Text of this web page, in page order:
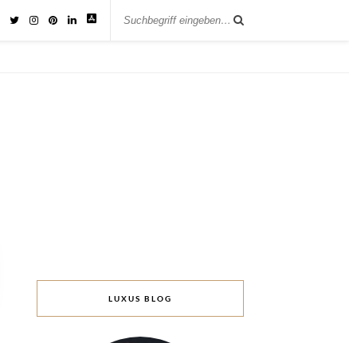
LUXUS BLOG